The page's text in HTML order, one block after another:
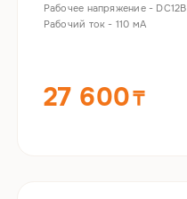
Рабочее напряжение - DC12В
Рабочий ток - 110 мА
27 600